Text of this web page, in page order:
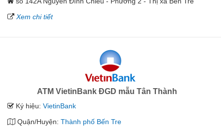
Xem chi tiết
ATM VietinBank ĐGD mẫu Tân Thành
Ký hiệu: VietinBank
Quận/Huyện: Thành phố Bến Tre